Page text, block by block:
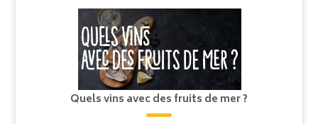
Quels vins avec des fruits de mer ?